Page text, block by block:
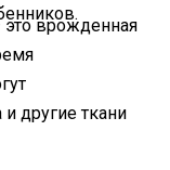
это врожденная
и другие ткани